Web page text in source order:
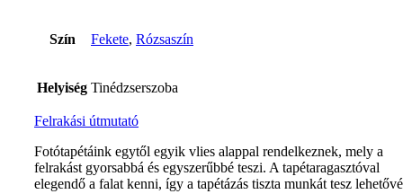
Szín Fekete, Rózsaszín
Helyiség Tinédzserszoba
Felrakási útmutató
Fotótapétáink egytől egyik vlies alappal rendelkeznek, mely a
felrakást gyorsabbá és egyszerűbbé teszi. A tapétaragasztóval
elegendő a falat kenni, így a tapétázás tiszta munkát tesz